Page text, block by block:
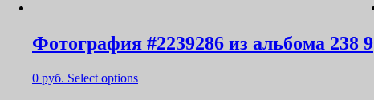
Фотография #2239286 из альбома 238 9
0 руб. Select options